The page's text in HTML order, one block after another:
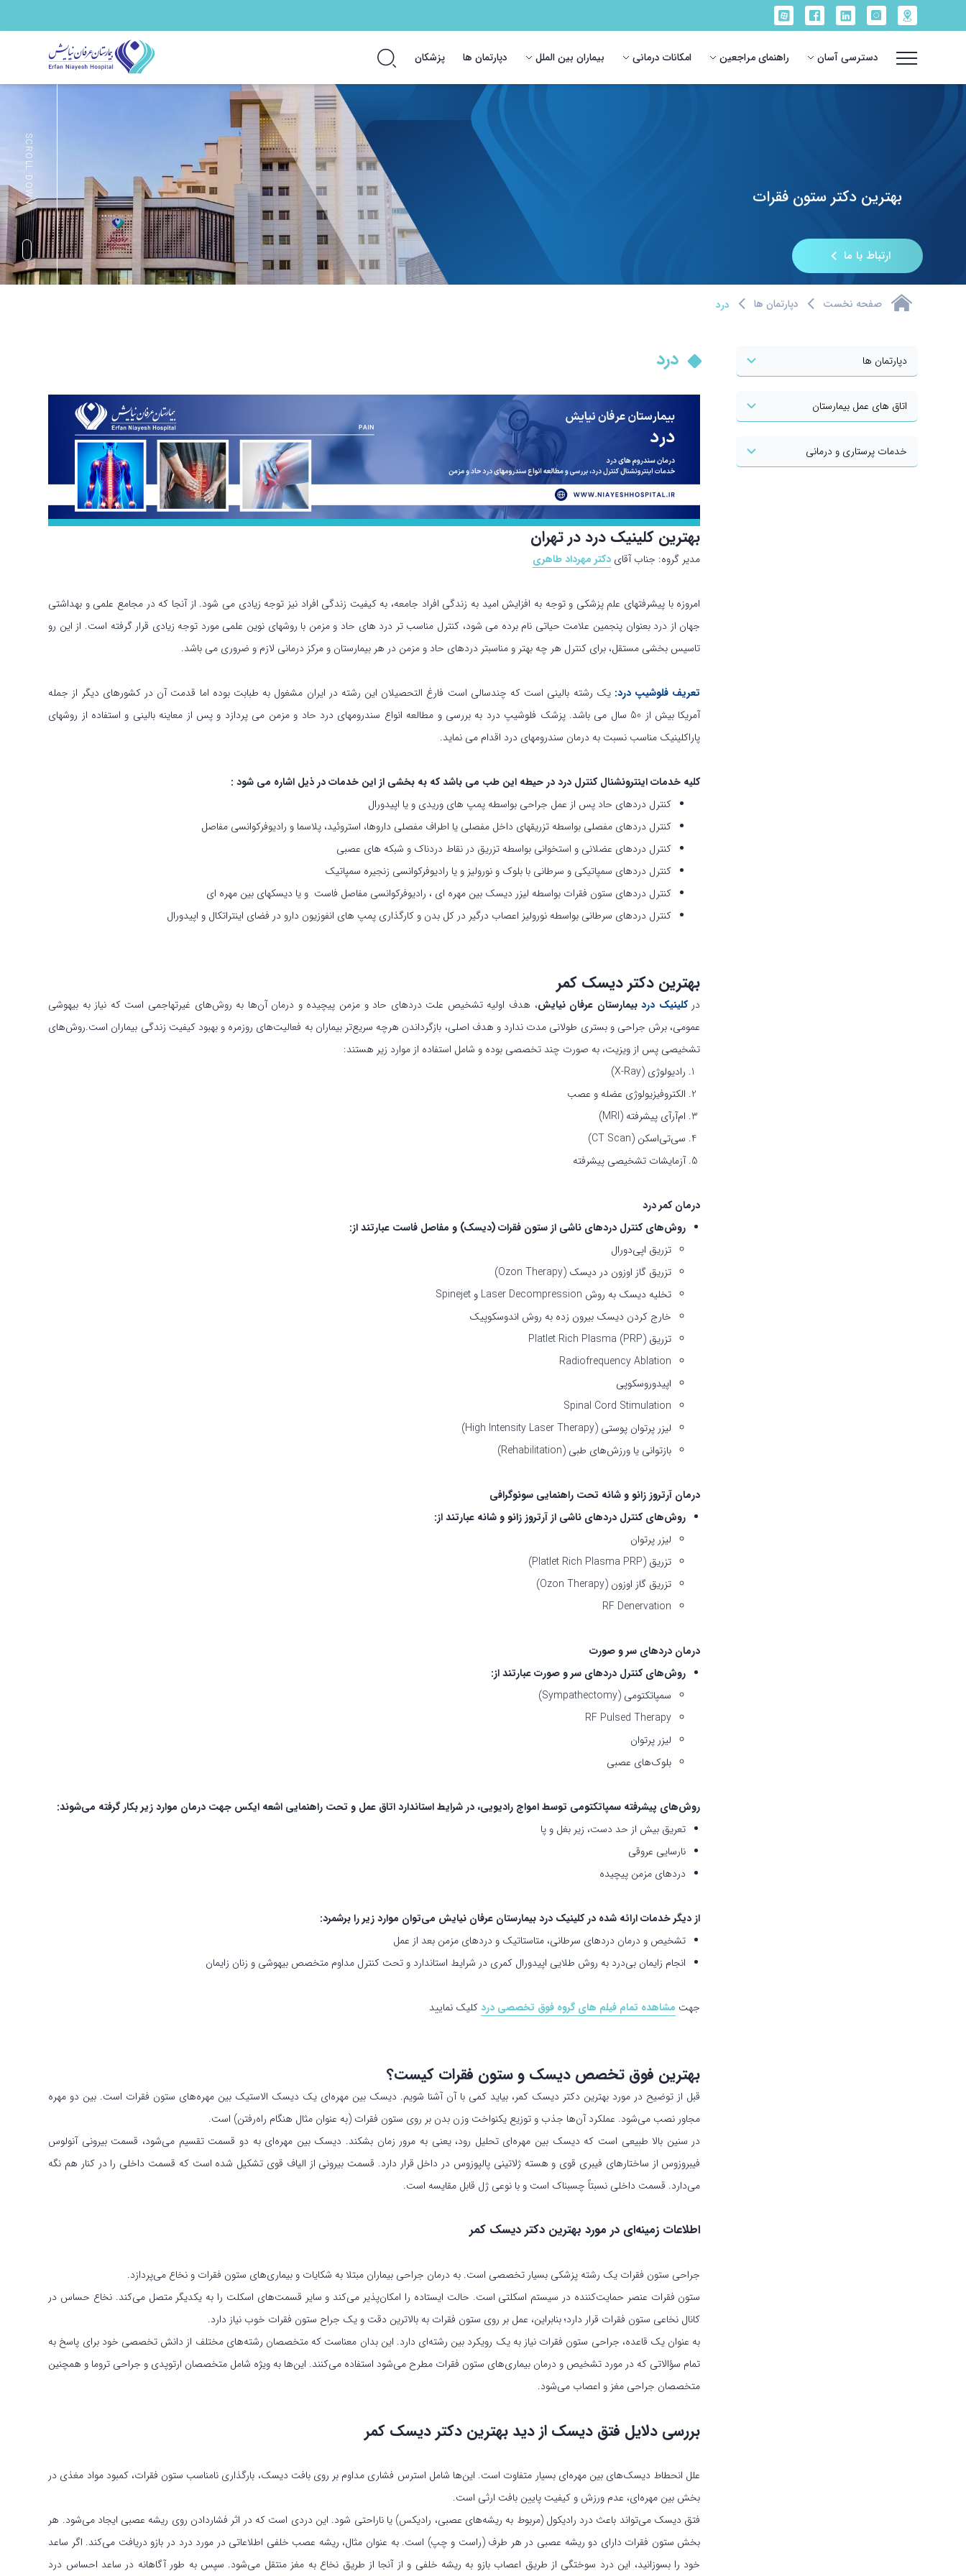
دسترسی آسان راهنمای مراجعین امکانات درمانی بیماران بین الملل دپارتمان ها پزشکان
ارتباط با ما
بهترین دکتر ستون فقرات SCROLL DOWN
صفحه نخست دپارتمان ها درد
دپارتمان ها
اتاق های عمل بیمارستان
خدمات پرستاری و درمانی
درد
بهترین کلینیک درد در تهران
مدیر گروه: جناب آقای دکتر مهرداد طاهری
امروزه با پیشرفتهای علم پزشکی و توجه به افزایش امید به زندگی افراد جامعه، به کیفیت زندگی افراد نیز توجه زیادی می شود. از آنجا که در مجامع علمی و بهداشتی
جهان از درد بعنوان پنجمین علامت حیاتی نام برده می شود، کنترل مناسب تر درد های حاد و مزمن با روشهای نوین علمی مورد توجه زیادی قرار گرفته است. از این رو
تاسیس بخشی مستقل، برای کنترل هر چه بهتر و مناسبتر دردهای حاد و مزمن در هر بیمارستان و مرکز درمانی لازم و ضروری می باشد.
تعریف فلوشیپ درد: یک رشته بالینی است که چندسالی است فارغ التحصیلان این رشته در ایران مشغول به طبابت بوده اما قدمت آن در کشورهای دیگر از جمله
آمریکا بیش از 50 سال می باشد. پزشک فلوشیپ درد به بررسی و مطالعه انواع سندرومهای درد حاد و مزمن می پردازد و پس از معاینه بالینی و استفاده از روشهای
پاراکلینیک مناسب نسبت به درمان سندرومهای درد اقدام می نماید.
کلیه خدمات اینترونشنال کنترل درد در حیطه این طب می باشد که به بخشی از این خدمات در ذیل اشاره می شود :
کنترل دردهای حاد پس از عمل جراحی بواسطه پمپ های وریدی و یا اپیدورال
کنترل دردهای مفصلی بواسطه تزریقهای داخل مفصلی یا اطراف مفصلی داروها، استروئید، پلاسما و رادیوفرکوانسی مفاصل
کنترل دردهای عضلانی و استخوانی بواسطه تزریق در نقاط دردناک و شبکه های عصبی
کنترل دردهای سمپاتیکی و سرطانی با بلوک و نورولیز و یا رادیوفرکوانسی زنجیره سمپاتیک
کنترل دردهای ستون فقرات بواسطه لیزر دیسک بین مهره ای ، رادیوفرکوانسی مفاصل فاست و یا دیسکهای بین مهره ای
کنترل دردهای سرطانی بواسطه نورولیز اعصاب درگیر در کل بدن و کارگذاری پمپ های انفوزیون دارو در فضای اینتراتکال و اپیدورال
بهترین دکتر دیسک کمر
درکلینیک دردبیمارستان عرفان نیایش، هدف اولیه تشخیص علت دردهای حاد و مزمن پیچیده و درمان آن‌ها به روش‌های غیرتهاجمی است که نیاز به بیهوشی
عمومی، برش جراحی و بستری طولانی مدت ندارد و هدف اصلی، بازگرداندن هرچه سریع‌تر بیماران به فعالیت‌های روزمره و بهبود کیفیت زندگی بیماران است.روش‌های
تشخیصی پس از ویزیت، به صورت چند تخصصی بوده و شامل استفاده از موارد زیر هستند:
رادیولوژی (X-Ray)
الکتروفیزیولوژی عضله و عصب
ام‌آرآی پیشرفته (MRI)
سی‌تی‌اسکن (CT Scan)
آزمایشات تشخیصی پیشرفته
درمان کمر درد
روش‌های کنترل دردهای ناشی از ستون فقرات (دیسک) و مفاصل فاست عبارتند از:
تزریق اپی‌دورال
تزریق گاز اوزون در دیسک (Ozon Therapy)
تخلیه دیسک به روش Laser Decompression و Spinejet
خارج کردن دیسک بیرون زده به روش اندوسکوپیک
تزریق Platlet Rich Plasma (PRP)
Radiofrequency Ablation
اپیدوروسکوپی
Spinal Cord Stimulation
لیزر پرتوان پوستی (High Intensity Laser Therapy)
بازتوانی‌ یا ورزش‌های طبی (Rehabilitation)
درمان آرتروز زانو و شانه تحت راهنمایی سونوگرافی
روش‌های کنترل دردهای ناشی از آرتروز زانو و شانه عبارتند از:
لیزر پرتوان
تزریق (Platlet Rich Plasma PRP)
تزریق گاز اوزون (Ozon Therapy)
RF Denervation
درمان دردهای سر و صورت
روش‌های کنترل دردهای سر و صورت عبارتند از:
سمپاتکتومی (Sympathectomy)
RF Pulsed Therapy
لیزر پرتوان
بلوک‌های عصبی
روش‌های پیشرفته سمپاتکتومی توسط امواج رادیویی، در شرایط استاندارد اتاق عمل و تحت راهنمایی اشعه ایکس جهت درمان موارد زیر بکار گرفته می‌شوند:
تعریق بیش از حد دست، زیر بغل و پا
نارسایی عروقی
دردهای مزمن پیچیده
از دیگر خدمات ارائه شده در کلینیک درد بیمارستان عرفان نیایش می‌توان موارد زیر را برشمرد:
تشخیص و درمان دردهای سرطانی، متاستاتیک و دردهای مزمن بعد از عمل
انجام زایمان بی‌درد به روش طلایی اپیدورال کمری در شرایط استاندارد و تحت کنترل مداوم متخصص بیهوشی و زنان زایمان
جهت مشاهده تمام فیلم های گروه فوق تخصصی دردکلیک نمایید
بهترین فوق تخصص دیسک و ستون فقرات کیست؟
قبل از توضیح در مورد بهترین دکتر دیسک کمر، بیاید کمی با آن آشنا شویم. دیسک بین مهره‌ای یک دیسک الاستیک بین مهره‌های ستون فقرات است. بین دو مهره
مجاور نصب می‌شود. عملکرد آن‌ها جذب و توزیع یکنواخت وزن بدن بر روی ستون فقرات (به عنوان مثال هنگام راه‌رفتن) است.
در سنین بالا طبیعی است که دیسک بین مهره‌ای تحلیل رود، یعنی به مرور زمان بشکند. دیسک بین مهره‌ای به دو قسمت تقسیم می‌شود، قسمت بیرونی آنولوس
فیبروزوس از ساختار‌های فیبری قوی و هسته ژلاتینی پالپوزوس در داخل قرار دارد. قسمت بیرونی از الیاف قوی تشکیل شده است که قسمت داخلی را در کنار هم نگه
می‌دارد. قسمت داخلی نسبتاً چسبناک است و با نوعی ژل قابل مقایسه است.
اطلاعات زمینه‌ای در مورد بهترین دکتر دیسک کمر
جراحی ستون فقرات یک رشته پزشکی بسیار تخصصی است. به درمان جراحی بیماران مبتلا به شکایات و بیماری‌های ستون فقرات و نخاع می‌پردازد.
ستون فقرات عنصر حمایت‌کننده در سیستم اسکلتی است. حالت ایستاده را امکان‌پذیر می‌کند و سایر قسمت‌های اسکلت را به یکدیگر متصل می‌کند. نخاع حساس در
کانال نخاعی ستون فقرات قرار دارد؛ بنابراین، عمل بر روی ستون فقرات به بالاترین دقت و یک جراح ستون فقرات خوب نیاز دارد.
به عنوان یک قاعده، جراحی ستون فقرات نیاز به یک رویکرد بین رشته‌ای دارد. این بدان معناست که متخصصان رشته‌های مختلف از دانش تخصصی خود برای پاسخ به
تمام سؤالاتی که در مورد تشخیص و درمان بیماری‌های ستون فقرات مطرح می‌شود استفاده می‌کنند. این‌ها به ویژه شامل متخصصان ارتوپدی و جراحی تروما و همچنین
متخصصان جراحی مغز و اعصاب می‌شود.
بررسی دلایل فتق دیسک از دید بهترین دکتر دیسک کمر
علل انحطاط دیسک‌های بین مهره‌ای بسیار متفاوت است. این‌ها شامل استرس فشاری مداوم بر روی بافت دیسک، بارگذاری نامناسب ستون فقرات، کمبود مواد مغذی در
بخش بین مهره‌ای، عدم ورزش و کیفیت پایین بافت ارثی است.
فتق دیسک می‌تواند باعث درد رادیکول (مربوط به ریشه‌های عصبی، رادیکس) یا ناراحتی شود. این دردی است که در اثر فشاردادن روی ریشه عصبی ایجاد می‌شود. هر
بخش ستون فقرات دارای دو ریشه عصبی در هر طرف (راست و چپ) است. به عنوان مثال، ریشه عصب خلفی اطلاعاتی در مورد درد در بازو دریافت می‌کند. اگر ساعد
خود را بسوزانید، این درد سوختگی از طریق اعصاب بازو به ریشه خلفی و از آنجا از طریق نخاع به مغز منتقل می‌شود. سپس به طور آگاهانه در ساعد احساس درد